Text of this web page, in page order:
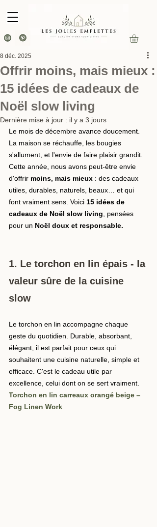
Offrir moins, mais mieux :
15 idées de cadeaux de
Noël slow living
8 déc. 2025
Dernière mise à jour : il y a 3 jours
Le mois de décembre avance doucement.
La maison se réchauffe, les bougies
s'allument, et l'envie de faire plaisir grandit.
Cette année, nous avons peut-être envie
d'offrir moins, mais mieux : des cadeaux
utiles, durables, naturels, beaux… et qui
font vraiment sens. Voici 15 idées de
cadeaux de Noël slow living , pensées
pour un Noël doux et responsable.
1. Le torchon en lin épais - la
valeur sûre de la cuisine
slow
Le torchon en lin accompagne chaque
geste du quotidien. Durable, absorbant,
élégant, il est parfait pour ceux qui
souhaitent une cuisine naturelle, simple et
efficace. C'est le cadeau utile par
excellence, celui dont on se sert vraiment.
Torchon en lin carreaux orangé beige –
Fog Linen Work